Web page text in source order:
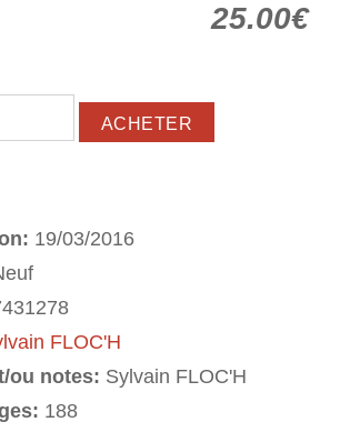
25.00€
19/03/2016
FLOC'H
ou notes: Sylvain FLOC'H
188